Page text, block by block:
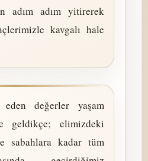
adım adım yitirerek
kavgalı hale
değerler yaşam
geldikçe; elimizdeki
sabahlara kadar tüm